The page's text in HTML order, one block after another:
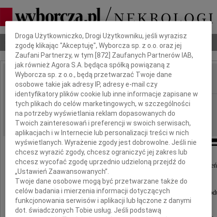
Nekrologi Odeszli Poradnik pogrzebowy
IMIĘ I NAZWISKO:
REGION: Katowice, cała Polska
DATA EMISJI: 13.04.2010
W związku z tragedią, która wydarzyła się pod
wyrażamy głęboki żal i smutek
po niepowetowanej stracie wybitnych Przedstawicieli
Dbamy o Twoją prywatność
Droga Użytkowniczko, Drogi Użytkowniku, jeśli wyrazisz
zgodę klikając "Akceptuję", Wyborcza sp. z o.o. oraz jej
Zaufani Partnerzy, w tym [872 ] Zaufanych Partnerów IAB,
jak również Agora S.A. będąca spółką powiązaną z
Wyborcza sp. z o.o., będą przetwarzać Twoje dane
osobowe takie jak adresy IP, adresy e-mail czy
identyfikatory plików cookie lub inne informacje zapisane w
tych plikach do celów marketingowych, w szczególności
na potrzeby wyświetlania reklam dopasowanych do
Twoich zainteresowań i preferencji w swoich serwisach,
aplikacjach i w Internecie lub personalizacji treści w nich
wyświetlanych. Wyrażenie zgody jest dobrowolne. Jeśli nie
chcesz wyrazić zgody, chcesz ograniczyć jej zakres lub
chcesz wycofać zgodę uprzednio udzieloną przejdź do
„Ustawień Zaawansowanych”.
Twoje dane osobowe mogą być przetwarzane także do
celów badania i mierzenia informacji dotyczących
funkcjonowania serwisów i aplikacji lub łączone z danymi
dot. świadczonych Tobie usług. Jeśli podstawą